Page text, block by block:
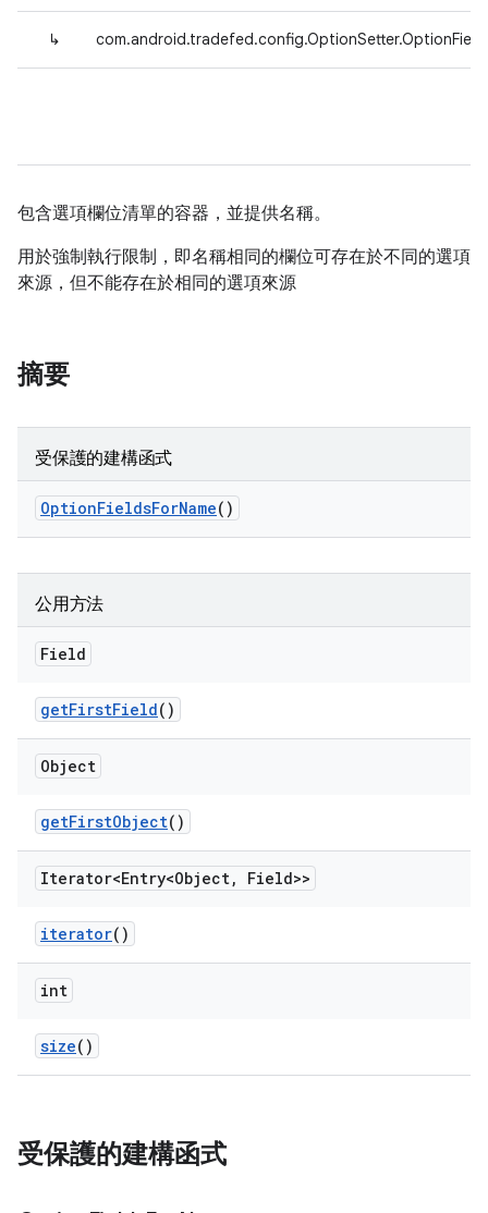
↳
包含選項欄位清單的容器，並提供名稱。
用於強制執行限制，即名稱相同的欄位可存在於不同的選項
來源，但不能存在於相同的選項來源
摘要
受保護的建構函式
OptionFieldsForName()
公用方法
Field
getFirstField()
Object
getFirstObject()
Iterator<Entry<Object, Field>>
iterator()
int
size()
受保護的建構函式